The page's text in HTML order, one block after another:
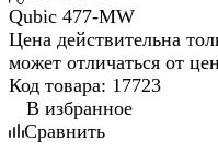
Цена действительна
может отличаться от
Код товара: 17723
В избранное
Сравнить